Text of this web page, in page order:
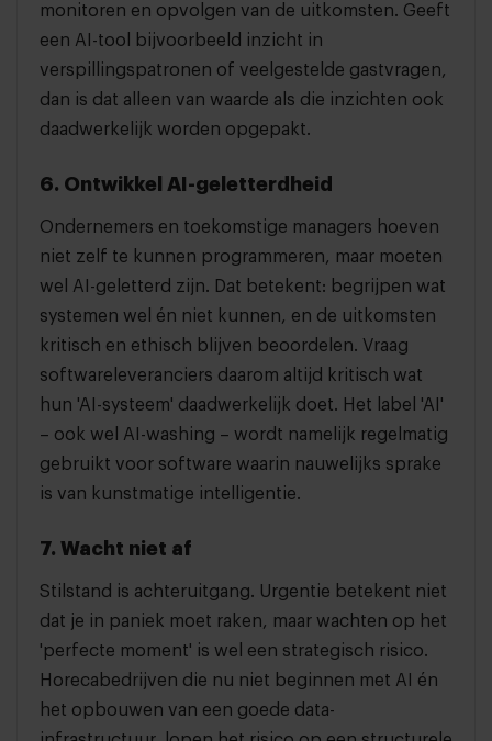
monitoren en opvolgen van de uitkomsten. Geeft
een AI-tool bijvoorbeeld inzicht in
verspillingspatronen of veelgestelde gastvragen,
dan is dat alleen van waarde als die inzichten ook
daadwerkelijk worden opgepakt.
6. Ontwikkel AI-geletterdheid
Ondernemers en toekomstige managers hoeven
niet zelf te kunnen programmeren, maar moeten
wel AI-geletterd zijn. Dat betekent: begrijpen wat
systemen wel én niet kunnen, en de uitkomsten
kritisch en ethisch blijven beoordelen. Vraag
softwareleveranciers daarom altijd kritisch wat
hun 'AI-systeem' daadwerkelijk doet. Het label 'AI'
– ook wel AI-washing – wordt namelijk regelmatig
gebruikt voor software waarin nauwelijks sprake
is van kunstmatige intelligentie.
7. Wacht niet af
Stilstand is achteruitgang. Urgentie betekent niet
dat je in paniek moet raken, maar wachten op het
'perfecte moment' is wel een strategisch risico.
Horecabedrijven die nu niet beginnen met AI én
het opbouwen van een goede data-